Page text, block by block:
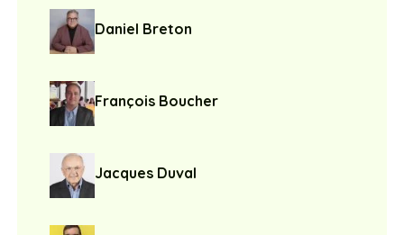
Daniel Breton
François Boucher
Jacques Duval